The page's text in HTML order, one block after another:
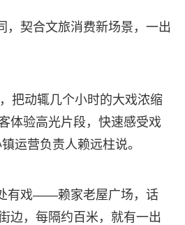
，契合文旅消费新场景，一出
把动辄几个小时的大戏浓缩
体验高光片段，快速感受戏
运营负责人赖远柱说。
有戏——赖家老屋广场，话
边，每隔约百米，就有一出